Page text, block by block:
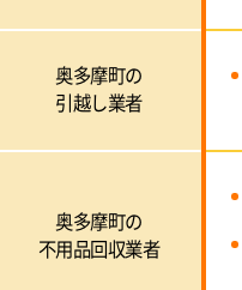
奥多摩町の
引越し業者
奥多摩町の
不用品回収業者